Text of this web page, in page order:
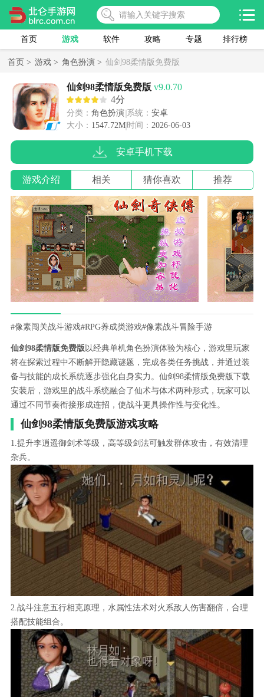
首页 游戏 软件 攻略 专题 排行榜
首页 > 游戏 > 角色扮演 > 仙剑98柔情版免费版
仙剑98柔情版免费版 v9.0.70
4分
分类： 角色扮演 系统： 安卓
大小： 1547.72M 时间： 2026-06-03
安卓手机下载
游戏介绍 相关 猜你喜欢 推荐
#像素闯关战斗游戏#RPG养成类游戏#像素战斗冒险手游
仙剑98柔情版免费版 以经典单机角色扮演体验为核心，游戏里玩家
将在探索过程中不断解开隐藏谜题，完成各类任务挑战，并通过装
备与技能的成长系统逐步强化自身实力。仙剑98柔情版免费版下载
安装后，游戏里的战斗系统融合了仙术与体术两种形式，玩家可以
通过不同节奏衔接形成连招，使战斗更具操作性与变化性。
仙剑98柔情版免费版游戏攻略
1.提升李逍遥御剑术等级，高等级剑法可触发群体攻击，有效清理
杂兵。
2.战斗注意五行相克原理，水属性法术对火系敌人伤害翻倍，合理
搭配技能组合。